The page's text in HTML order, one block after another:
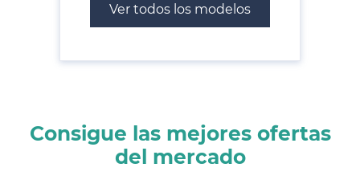
Ver todos los modelos
Consigue las mejores ofertas
del mercado